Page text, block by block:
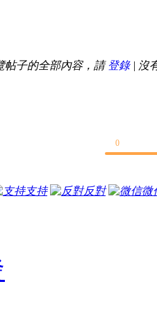
帖子的全部內容，請登錄| 沒
0
支持 反對
微